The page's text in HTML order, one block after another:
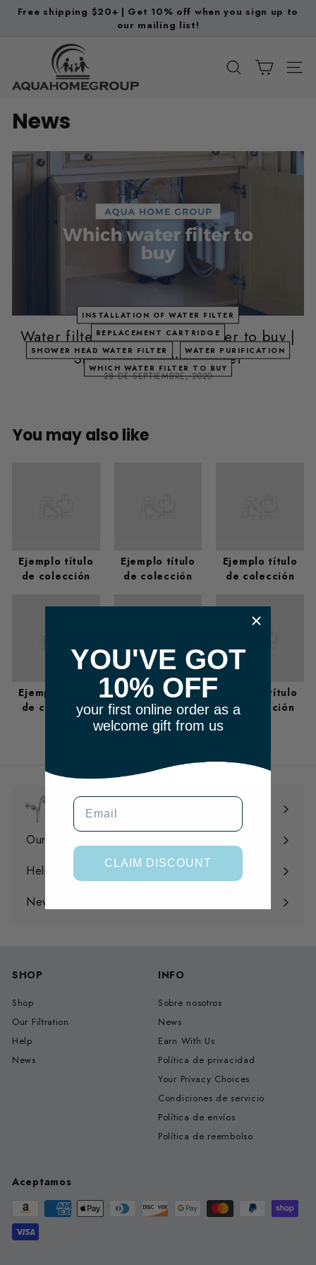
diapositivas
Free shipping $20+ | Get 10% off when you sign up to
our mailing list!
u
a
H
o
BUSCAR
News
INSTALLATION OF WATER FILTER
REPLACEMENT CARTRIDGE
SHOWER HEAD WATER FILTER
WATER PURIFICATION
WHICH WATER FILTER TO BUY
Water filter | Which water filter to buy |
Shower head water filter
28 DE SEPTIEMBRE, 2020
You may also like
Ejemplo título
de colección
Ejemplo título
de colección
Ejemplo título
de colección
Ejemplo título
de colección
Ejemplo título
de colección
Ejemplo título
de colección
Expandir
menú
Our Filtration
Expandir
menú
Help
Expandir
menú
News
SHOP
Shop
Our Filtration
Help
News
INFO
Sobre nosotros
News
Earn With Us
Política de privacidad
Your Privacy Choices
Condiciones de servicio
Política de envíos
Política de reembolso
Aceptamos
YOU'VE GOT
10% OFF
your first online order as a
welcome gift from us
Email
CLAIM DISCOUNT